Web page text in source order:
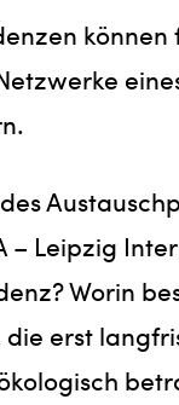
– Leipzig
Worin
erst